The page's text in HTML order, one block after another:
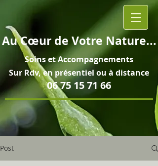
AuCœurde Votre Nature...
Soins etAccompagnements
Sur Rdv, en présentiel ou à distance
06 75 15 71 66
Post